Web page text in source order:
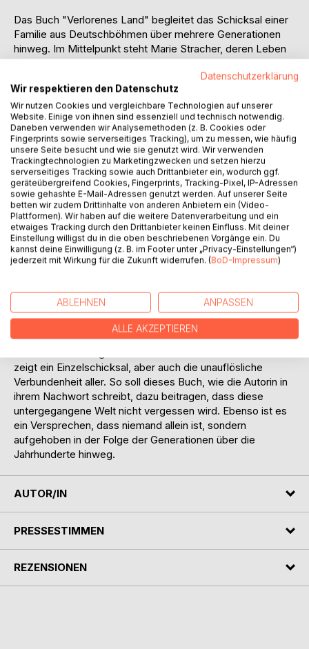
Das Buch "Verlorenes Land" begleitet das Schicksal einer
Familie aus Deutschböhmen über mehrere Generationen
hinweg. Im Mittelpunkt steht Marie Stracher, deren Leben
fast das gesamte 20. Jahrhundert, diese an Kriegen und
Krisen so reiche Zeit, umfasst. In diesen hundert Jahren
ändern sich nicht nur die Staatsformen, es gehen Welten
unter und es entstehen neue. Aufgewachsen in der
österreichisch-ungarischen Monarchie, als deutsche
Minderheit in der Tschechoslowakei, nach der Annexion im
Deutschen Reich, dann die Vertreibung in die neu
entstehende DDR, bis hin zur deutschen
Wiedervereinigung - die Weltgeschichte wird hier
exemplarisch gespiegelt im wirklichen Erleben des
einzelnen Menschen. Doch es sind nicht allein die kluge
Welthaltigkeit und die Genauigkeit der Schilderung der
Lebensumstände, die dieses Buch so außergewöhnlich
machen. Was es in seinem Kern ausmacht, ist die Sprache.
Der ruhige erzählerische Fluss einer Geschichte, der eine
wie stille Freude oder unsägliches Leid. In dieser Sprache
spiegelt sich der Alltag wie auch die große Politik in
lebensnah wiedergegebenen Gesprächen. Wie in einem
Kaleidoskop gruppiert sich die große Stracher-Familie in
zeigt ein Einzelschicksal, aber auch die unauflösliche
Verbundenheit aller. So soll dieses Buch, wie die Autorin in
ihrem Nachwort schreibt, dazu beitragen, dass diese
untergegangene Welt nicht vergessen wird. Ebenso ist es
ein Versprechen, dass niemand allein ist, sondern
aufgehoben in der Folge der Generationen über die
Jahrhunderte hinweg.
AUTOR/IN
PRESSESTIMMEN
REZENSIONEN
Datenschutzerklärung
Wir respektieren den Datenschutz
Wir nutzen Cookies und vergleichbare Technologien auf unserer
Website. Einige von ihnen sind essenziell und technisch notwendig.
Daneben verwenden wir Analysemethoden (z. B. Cookies oder
Fingerprints sowie serverseitiges Tracking), um zu messen, wie häufig
unsere Seite besucht und wie sie genutzt wird. Wir verwenden
Trackingtechnologien zu Marketingzwecken und setzen hierzu
serverseitiges Tracking sowie auch Drittanbieter ein, wodurch ggf.
geräteübergreifend Cookies, Fingerprints, Tracking-Pixel, IP-Adressen
sowie gehashte E-Mail-Adressen genutzt werden. Auf unserer Seite
betten wir zudem Drittinhalte von anderen Anbietern ein (Video-
Plattformen). Wir haben auf die weitere Datenverarbeitung und ein
etwaiges Tracking durch den Drittanbieter keinen Einfluss. Mit deiner
Einstellung willigst du in die oben beschriebenen Vorgänge ein. Du
kannst deine Einwilligung (z. B. im Footer unter „Privacy-Einstellungen“)
jederzeit mit Wirkung für die Zukunft widerrufen. (BoD-Impressum)
ABLEHNEN ANPASSEN
ALLE AKZEPTIEREN